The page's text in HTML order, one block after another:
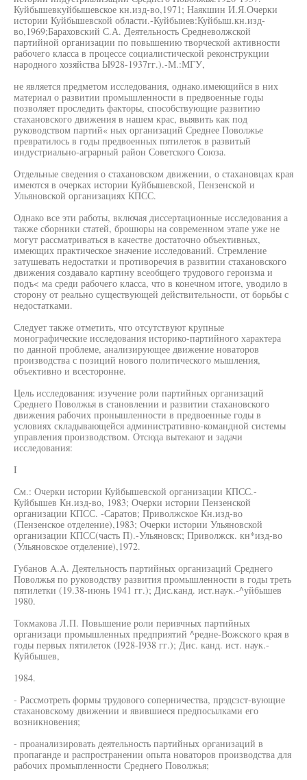
Куйбышевкуйбышевское кн.изд-во,1971; Наякшин И.Я.Очерки
истории Куйбышевской области.-Куйбыиев:Куйбыш.кн.изд-
во,1969;Бараховский С.А. Деятельность Средневолжской
партийной организации по повышению творческой активности
рабочего класса в процессе социалистической реконструкции
народного хозяйства Ы928-1937гг.).-М.:МГУ,
не является предметом исследования, однако.имеющийся в них
материал о развитии промышленности в предвоенные годы
позволяет проследить факторы, способствующие развитию
стахановского движения в нашем крас, выявить как под
руководством партий« ных организаций Среднее Поволжье
превратилось в годы предвоенных пятилеток в развитый
индустриально-аграрный район Советского Союза.
Отдельные сведения о стахановском движении, о стахановцах края
имеются в очерках истории Куйбышевской, Пензенской и
Ульяновской организациях КПСС.
Однако все эти работы, включая диссертационные исследования а
также сборники статей, брошюры на современном этапе уже не
могут рассматриваться в качестве достаточно объективных,
имеющих практическое значение исследований. Стремление
затушевать недостатки и противоречия в развитии стахановского
движения создавало картину всеобщего трудового героизма и
подъ< ма среди рабочего класса, что в конечном итоге, уводило в
сторону от реально существующей действительности, от борьбы с
недостатками.
Следует также отметить, что отсутствуют крупные
монографические исследования историко-партийного характера
по данной проблеме, анализирующее движение новаторов
производства с позиций нового политического мышления,
объективно и всесторонне.
Цель исследования: изучение роли партийных организаций
Среднего Поволжья в становлении и развитии стахановского
движения рабочих пронышленности в предвоенные годы в
условиях складывающейся административно-командной системы
управления производством. Отсюда вытекают и задачи
исследования:
I
См.: Очерки истории Куйбышевской организации КПСС.-
Куйбышев Кн.изд-во, 1983; Очерки истории Пензенской
организации КПСС. -Саратов; Приволжское Кн.изд-во
(Пензенское отделение),1983; Очерки истории Ульяновской
организации КПСС(часть П).-Ульяновск; Приволжск. кн*изд-во
(Ульяновское отделение),1972.
Губанов A.A. Деятельность партийных организаций Среднего
Поволжья по руководству развития промышленности в годы треть
пятилетки (19.38-июнь 1941 гг.); Дис.канд. ист.наук.-^уйбышев
1980.
Токмакова Л.П. Повышение роли перивчных партийных
организаци промышленных предприятий ^редне-Вожского края в
годы первых пятилеток (I928-I938 гг.); Дис. канд. ист. наук.-
Куйбышев,
1984.
- Рассмотреть формы трудового соперничества, прэдсзст-вующие
стахановскому движении и явившиеся предпосылками его
возникновения;
- проанализировать деятельность партийных организаций в
пропаганде и распространении опыта новаторов производства для
рабочих промыпленности Среднего Поволжья;